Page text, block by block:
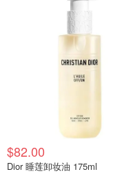
$82.00
Dior 睡莲卸妆油 175ml